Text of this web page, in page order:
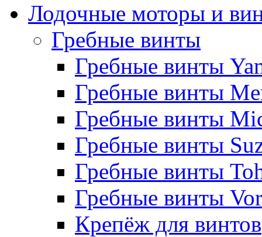
Лодочные моторы и
Гребные винты
Гребные винты
Гребные винты
Гребные винты
Гребные винты
Гребные винты
Гребные винты
Крепёж для винтов